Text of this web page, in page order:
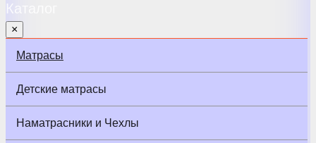
Каталог
×
Матрасы
Детские матрасы
Наматрасники и Чехлы